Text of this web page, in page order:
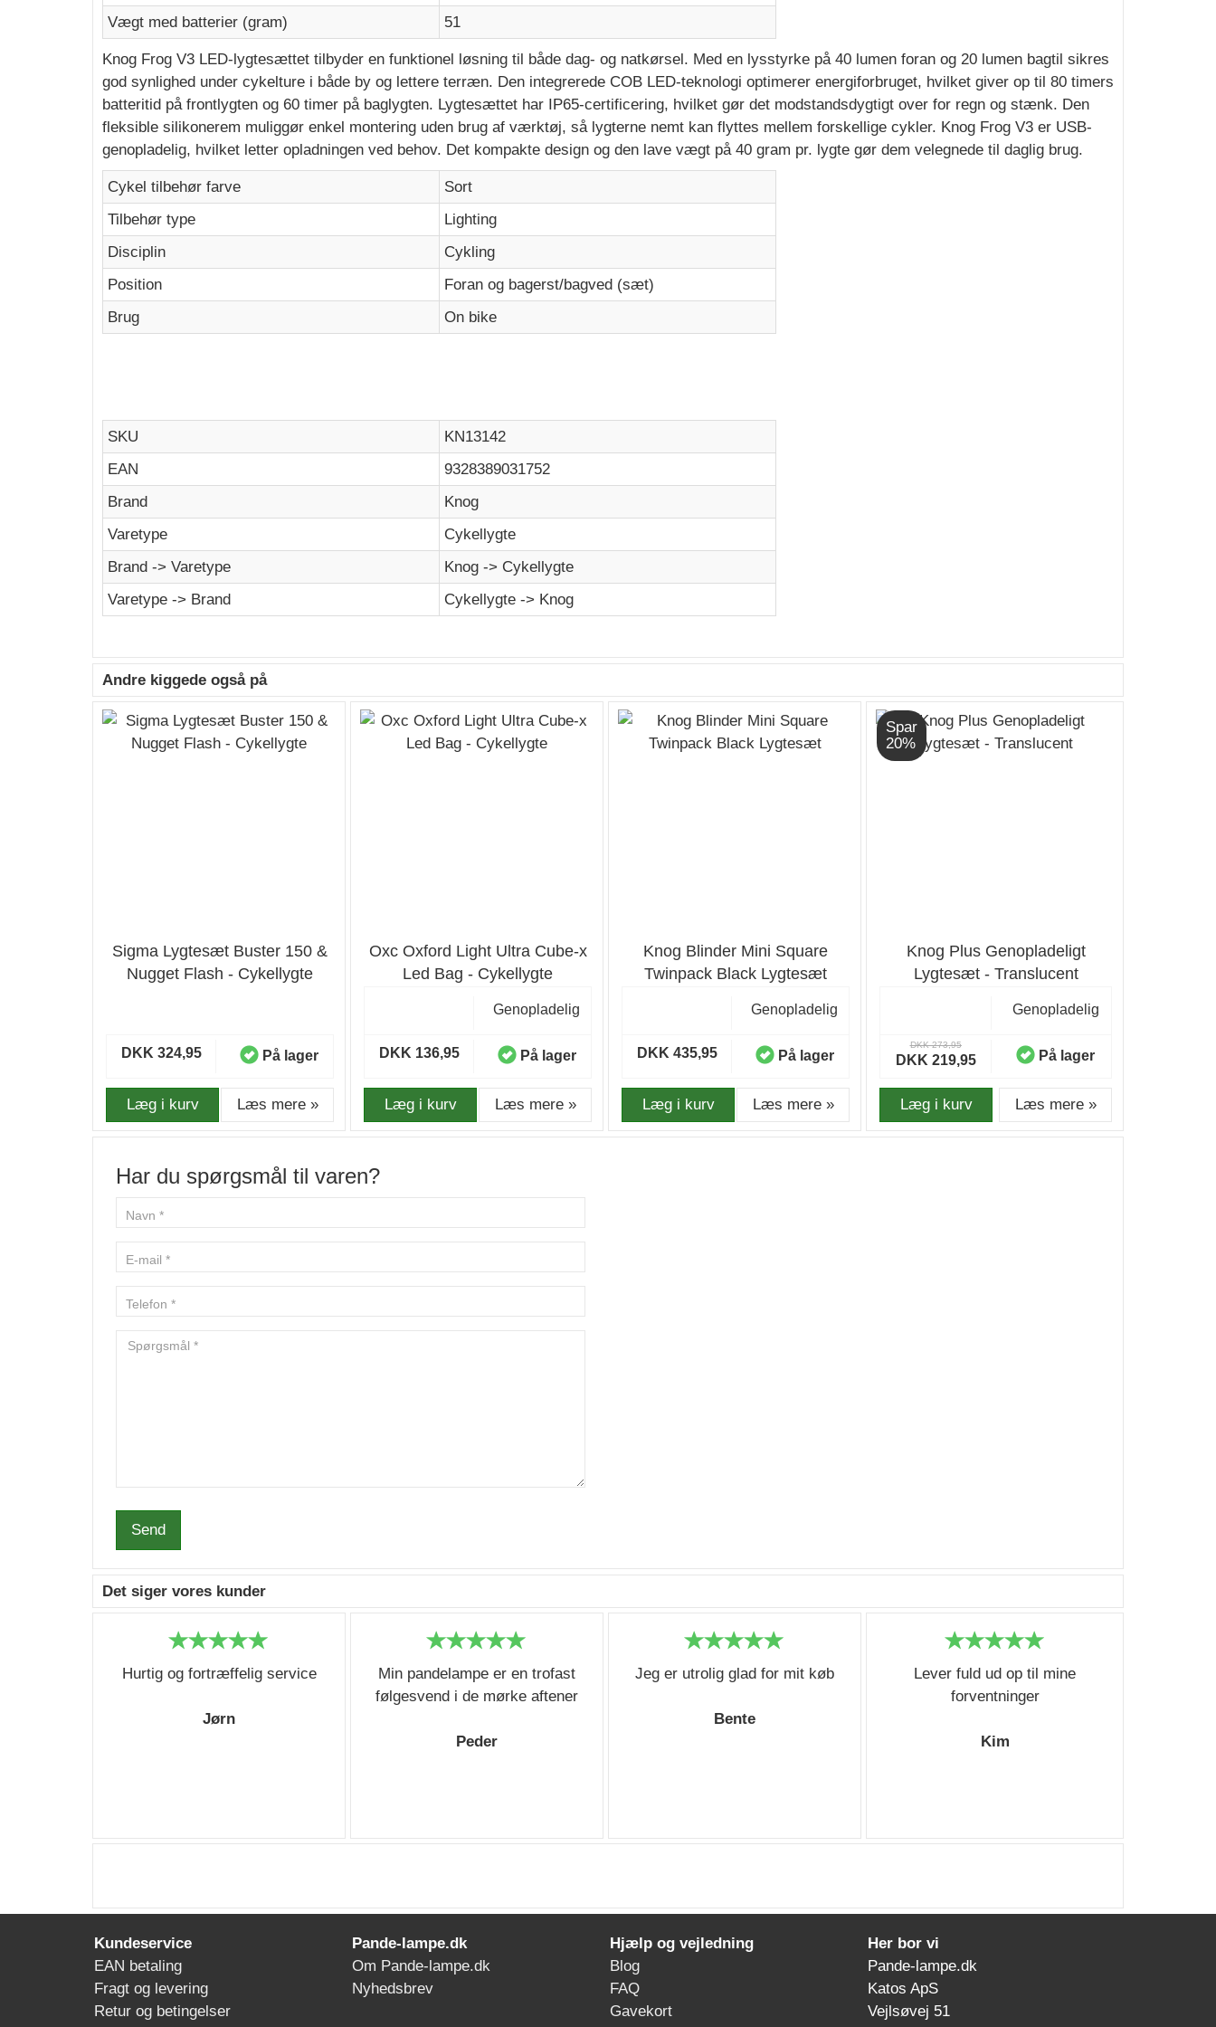
Vægt med batterier (gram)
51
Knog Frog V3 LED-lygtesættet tilbyder en funktionel løsning til både dag- og natkørsel. Med en lysstyrke på 40 lumen foran og 20 lumen bagtil sikres
god synlighed under cykelture i både by og lettere terræn. Den integrerede COB LED-teknologi optimerer energiforbruget, hvilket giver op til 80 timers
batteritid på frontlygten og 60 timer på baglygten. Lygtesættet har IP65-certificering, hvilket gør det modstandsdygtigt over for regn og stænk. Den
fleksible silikonerem muliggør enkel montering uden brug af værktøj, så lygterne nemt kan flyttes mellem forskellige cykler. Knog Frog V3 er USB-
genopladelig, hvilket letter opladningen ved behov. Det kompakte design og den lave vægt på 40 gram pr. lygte gør dem velegnede til daglig brug.
Cykel tilbehør farve
Sort
Tilbehør type
Lighting
Disciplin
Cykling
Position
Foran og bagerst/bagved (sæt)
Brug
On bike
SKU
KN13142
EAN
9328389031752
Brand
Knog
Varetype
Cykellygte
Brand -> Varetype
Knog -> Cykellygte
Varetype -> Brand
Cykellygte -> Knog
Andre kiggede også på
Sigma Lygtesæt Buster 150 &
Nugget Flash - Cykellygte
DKK 324,95 På lager
Læg i kurv Læs mere »
Oxc Oxford Light Ultra Cube-x
Led Bag - Cykellygte
Genopladelig
DKK 136,95 På lager
Læg i kurv Læs mere »
Knog Blinder Mini Square
Twinpack Black Lygtesæt
Genopladelig
DKK 435,95 På lager
Læg i kurv Læs mere »
Spar
20%
Knog Plus Genopladeligt
Lygtesæt - Translucent
Genopladelig
DKK 273,95
DKK 219,95 På lager
Læg i kurv Læs mere »
Har du spørgsmål til varen?
Send
Det siger vores kunder
Hurtig og fortræffelig service
Jørn
Min pandelampe er en trofast
følgesvend i de mørke aftener
Peder
Jeg er utrolig glad for mit køb
Bente
Lever fuld ud op til mine
forventninger
Kim
Kundeservice
EAN betaling
Fragt og levering
Retur og betingelser
Pande-lampe.dk
Om Pande-lampe.dk
Nyhedsbrev
Hjælp og vejledning
Blog
FAQ
Gavekort
Her bor vi
Pande-lampe.dk
Katos ApS
Vejlsøvej 51